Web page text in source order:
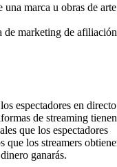
marca u obras de arte
de marketing de
espectadores en directo
de streaming tienen
que los espectadores
los streamers
ganarás.